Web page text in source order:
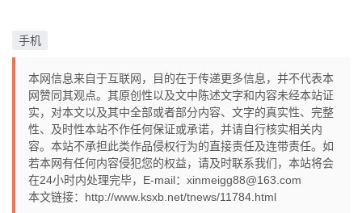
手机
本网信息来自于互联网，目的在于传递更多信息，并不代表本
网赞同其观点。其原创性以及文中陈述文字和内容未经本站证
实，对本文以及其中全部或者部分内容、文字的真实性、完整
性、及时性本站不作任何保证或承诺，并请自行核实相关内
容。本站不承担此类作品侵权行为的直接责任及连带责任。如
若本网有任何内容侵犯您的权益，请及时联系我们，本站将会
在24小时内处理完毕，E-mail：xinmeigg88@163.com
本文链接： http://www.ksxb.net/tnews/11784.html